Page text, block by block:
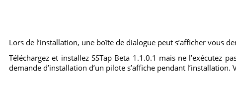
Lors de l’installation, une boîte de dialogue peut s’afficher vous
Téléchargez et installez SSTap Beta 1.1.0.1 mais ne l’exécutez
demande d’installation d’un pilote s’affiche pendant